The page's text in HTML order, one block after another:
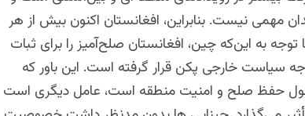
مهمی نیست. بنابراین، افغانستان اکنون بیش از هر
به این‌که چین، افغانستان صلح‌آمیز را برای ثبات
سیاست خارجی پکن قرار گرفته است. این باور که
حفظ صلح و امنیت منطقه است، عامل دیگری است